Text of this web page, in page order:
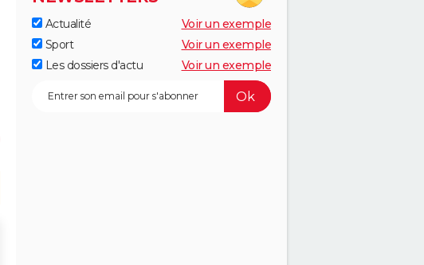
Actualité
Voir un exemple
Sport
Voir un exemple
Les dossiers d'actu
Voir un exemple